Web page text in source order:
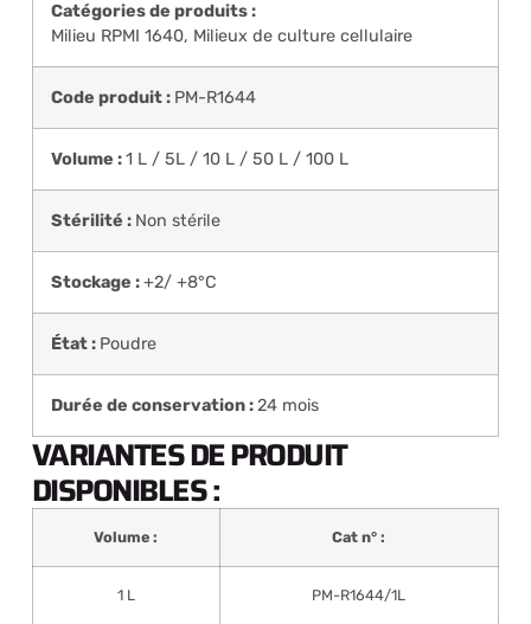
Catégories de produits :
Milieu RPMI 1640, Milieux de culture cellulaire
Code produit : PM-R1644
Volume :1 L / 5L / 10 L / 50 L / 100 L
Stérilité : Non stérile
Stockage :+2/ +8°C
État : Poudre
Durée de conservation :24 mois
VARIANTES DE PRODUIT
DISPONIBLES :
Volume : Cat n° :
1 L PM-R1644/1L